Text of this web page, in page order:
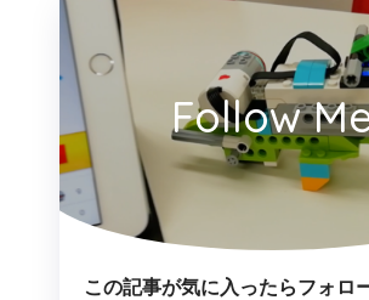
Follow
この記事が気に入ったらフォロ